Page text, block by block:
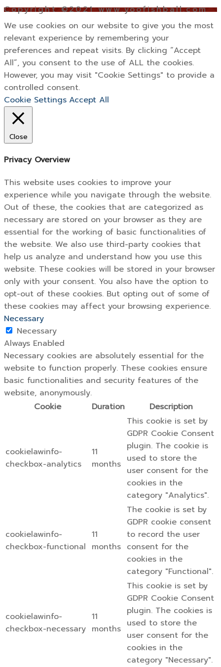
Copyright ©2021 www.yoofishball.com
We use cookies on our website to give you the most
relevant experience by remembering your
preferences and repeat visits. By clicking “Accept
All”, you consent to the use of ALL the cookies.
However, you may visit "Cookie Settings" to provide a
controlled consent.
Cookie Settings Accept All
Close
Privacy Overview
This website uses cookies to improve your
experience while you navigate through the website.
Out of these, the cookies that are categorized as
necessary are stored on your browser as they are
essential for the working of basic functionalities of
the website. We also use third-party cookies that
help us analyze and understand how you use this
website. These cookies will be stored in your browser
only with your consent. You also have the option to
opt-out of these cookies. But opting out of some of
these cookies may affect your browsing experience.
Necessary
Necessary
Always Enabled
Necessary cookies are absolutely essential for the
website to function properly. These cookies ensure
basic functionalities and security features of the
website, anonymously.
Cookie
Duration Description
cookielawinfo-
checkbox-analytics
11
months
This cookie is set by
GDPR Cookie Consent
plugin. The cookie is
used to store the
user consent for the
cookies in the
category "Analytics".
cookielawinfo-
checkbox-functional
11
months
The cookie is set by
GDPR cookie consent
to record the user
consent for the
cookies in the
category "Functional".
cookielawinfo-
checkbox-necessary
11
months
This cookie is set by
GDPR Cookie Consent
plugin. The cookies is
used to store the
user consent for the
cookies in the
category "Necessary".